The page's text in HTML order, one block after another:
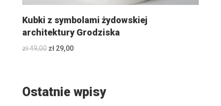
Kubki z symbolami żydowskiej
architektury Grodziska
zł49,00 Original
zł29,00Current
Ostatnie wpisy